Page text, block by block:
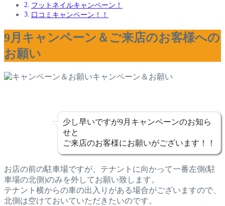
フットネイルキャンペーン！
口コミキャンペーン！！
9月キャンペーン＆ご来店のお客様への
お願い
キャンペーン＆お願い
少し早いですが9月キャンペーンのお知ら
せと
ご来店のお客様にお願いがございます！！
お店の前の駐車場ですが、テナントに向かって一番左側(駐
車場の北側)のみを外してお願い致します。
テナント横からの車の出入りがある場合がございますので、
北側は空けておいていただきたいのです。